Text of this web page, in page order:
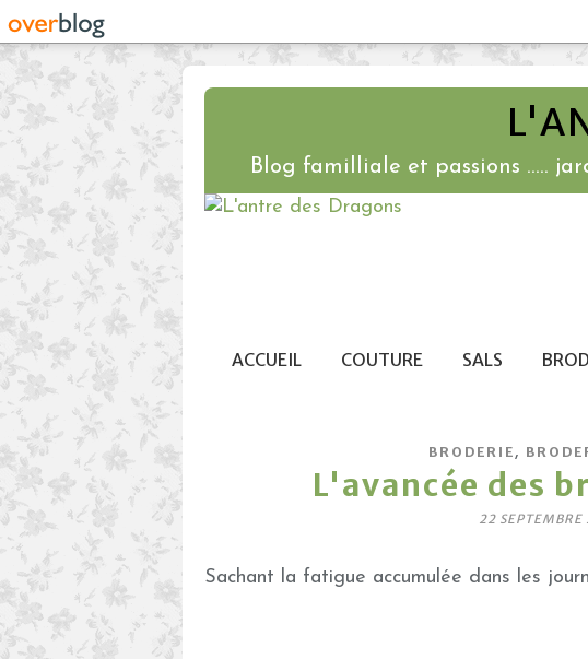
Blog familliale et passions .....
ACCUEIL COUTURE SALS
BRODERIE,
L'avancée des
22 SEPTEMBRE
Sachant la fatigue accumulée dans les